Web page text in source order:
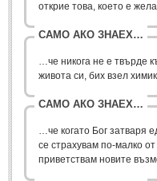
Имен ден
Осми март
Баба Марта
Нова Година
Коледа
Сватбa
открие това, което е
САМО АКО ЗНАЕХ…
…че никога не е твърде
живота си, бих взел
САМО АКО ЗНАЕХ…
…че когато Бог затваря
се страхувам по-малко
приветствам новите